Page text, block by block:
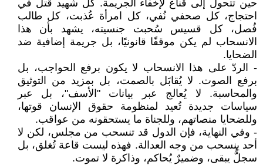
حين تتحول إلى قناع لإخفاء الجريمة. كل شهيد قُتل في
احتجاج، كل صحفي نُفي، كل امرأة عُذبت، كل طالب
فُصل، كل قسيس سُحبت جنسيته، يشهد بأن هذا
الانسحاب لم يكن موقفًا قانونيًا، بل جريمة إضافية ضد
الضحايا.
- الردّ على هذا الانسحاب لا يكون برفع الحواجب، بل
برفع الصوت. لا يُقابَل بالصمت، بل بمزيد من التوثيق
والمحاسبة. لا يُعالج عبر بيانات "الأسف"، بل عبر
سياسات جديدة تُعيد لمنظومة حقوق الإنسان قوتها،
وللضحايا منصاتهم، وللجناة ما يستحقونه من عواقب.
- وفي النهاية، فإن الدول قد تنسحب من مجلس، لكن لا
أحد ينسحب من وجه العدالة. فهذه ليست قاعة تُغلق، بل
سجلٌّ يبقى، وضميرٌ يُحاكم، وذاكرة لا تموت.